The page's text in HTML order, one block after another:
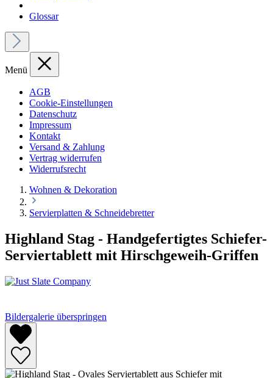
Glossar
Menü
AGB
Cookie-Einstellungen
Datenschutz
Impressum
Kontakt
Versand & Zahlung
Vertrag widerrufen
Widerrufsrecht
Wohnen & Dekoration
Servierplatten & Schneidebretter
Highland Stag - Handgefertigtes Schiefer-
Serviertablett mit Hirschgeweih-Griffen
Bildergalerie überspringen